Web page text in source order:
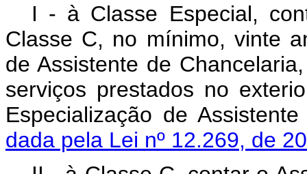
I - à Classe Especial,
Classe C, no mínimo, vinte
de Assistente de
serviços prestados no
Especialização de
dada pela Lei nº 12.269, de